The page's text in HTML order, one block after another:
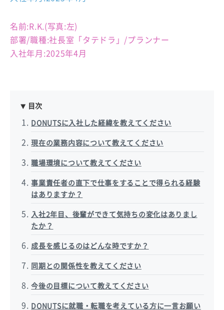
名前:R.K.(写真:左)
部署/職種:社長室「タテドラ」/プランナー
入社年月:2025年4月
目次
DONUTSに入社した経緯を教えてください
現在の業務内容について教えてください
職場環境について教えてください
事業責任者の直下で仕事をすることで得られる経験
はありますか？
入社2年目、後輩ができて気持ちの変化はありまし
たか？
成長を感じるのはどんな時ですか？
同期との関係性を教えてください
今後の目標について教えてください
DONUTSに就職・転職を考えている方に一言お願い